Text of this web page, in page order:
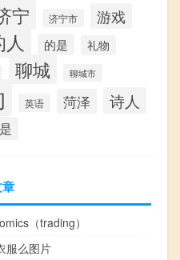
宁 济宁市 游戏
人 的是
礼物
聊城 聊城市
英语 菏泽 诗人
（trading）
服么图片